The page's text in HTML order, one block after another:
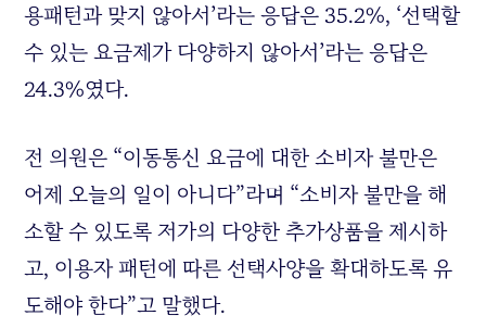
용패턴과 맞지 않아서’라는 응답은 35.2%, ‘선택할
수 있는 요금제가 다양하지 않아서’라는 응답은
24.3%였다.
전 의원은 “이동통신 요금에 대한 소비자 불만은
어제 오늘의 일이 아니다”라며 “소비자 불만을 해
소할 수 있도록 저가의 다양한 추가상품을 제시하
고, 이용자 패턴에 따른 선택사양을 확대하도록 유
도해야 한다”고 말했다.